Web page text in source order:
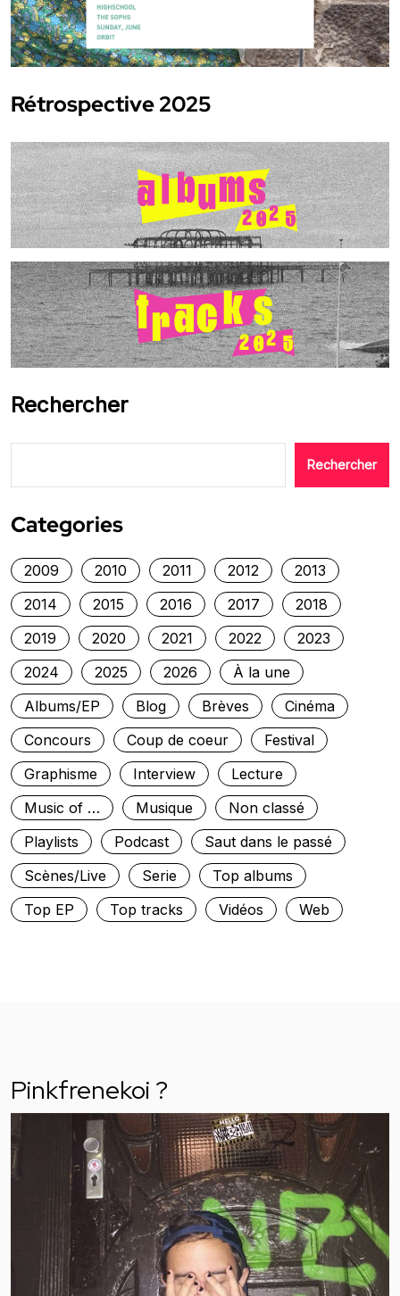
Rétrospective 2025
Rechercher
Rechercher
Categories
2009 2010 2011 2012
2013
2014
2015 2016 2017
2018
2019
2020 2021 2022
2023
2024
2025 2026
À la une
Albums/EP
Blog Brèves
Cinéma
Concours
Coup de coeur
Festival
Graphisme
Interview
Lecture
Music of …
Musique
Non classé
Playlists
Podcast
Saut dans le passé
Scènes/Live
Serie
Top albums
Top EP
Top tracks Vidéos Web
Pinkfrenekoi ?